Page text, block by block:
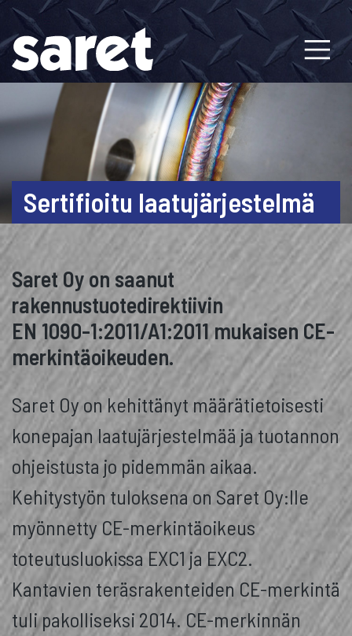
Skip
to
content
Sertifioitu laatujärjestelmä
Saret Oy on saanut
rakennustuotedirektiivin
EN 1090-1:2011/A1:2011 mukaisen CE-
merkintäoikeuden.
Saret Oy on kehittänyt määrätietoisesti
konepajan laatujärjestelmää ja tuotannon
ohjeistusta jo pidemmän aikaa.
Kehitystyön tuloksena on Saret Oy:lle
myönnetty CE-merkintäoikeus
toteutusluokissa EXC1 ja EXC2.
Kantavien teräsrakenteiden CE-merkintä
tuli pakolliseksi 2014. CE-merkinnän